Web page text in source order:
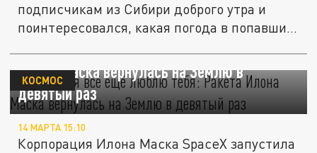
подписчикам из Сибири доброго утра и
поинтересовался, какая погода в попавших
"Конечно, я всё ещё люблю тебя": Ракета
Илона Маска вернулась на Землю в
девятый раз
КОСМОС
14 МАРТА 15:10
Корпорация Илона Маска SpaceX запустила